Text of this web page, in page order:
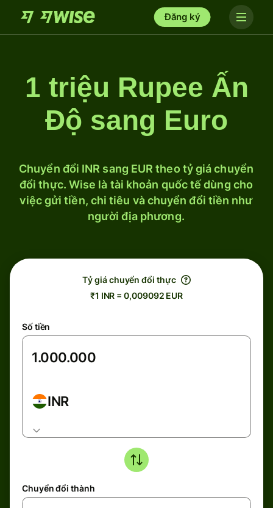
Đăng ký
1 triệu Rupee Ấn
Độ sang Euro
Chuyển đổi INR sang EUR theo tỷ giá chuyển
đổi thực. Wise là tài khoản quốc tế dùng cho
việc gửi tiền, chi tiêu và chuyển đổi tiền như
người địa phương.
Tỷ giá chuyển đổi thực
₹1 INR = 0,009092 EUR
Số tiền
INR
Chuyển đổi thành